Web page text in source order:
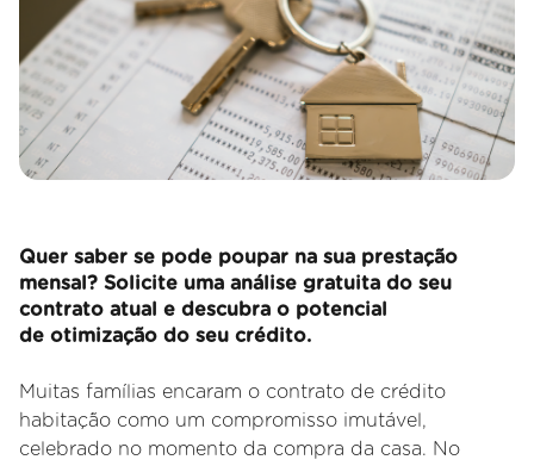
Quer saber se pode poupar na sua prestação
mensal? Solicite uma análise gratuita do seu
contrato atual e descubra o potencial
de otimização do seu crédito.
Muitas famílias encaram o contrato de crédito
habitação como um compromisso imutável,
celebrado no momento da compra da casa. No